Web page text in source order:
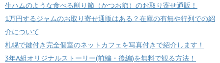
生ハムのような食べる削り節（かつお節）のお取り寄せ通販！
1万円するジャムのお取り寄せ通販はある？在庫の有無や行列での紹
介について
札幌で鍵付き完全個室のネットカフェを写真付きで紹介します！
3年A組オリジナルストーリー(前編・後編)を無料で観る方法！